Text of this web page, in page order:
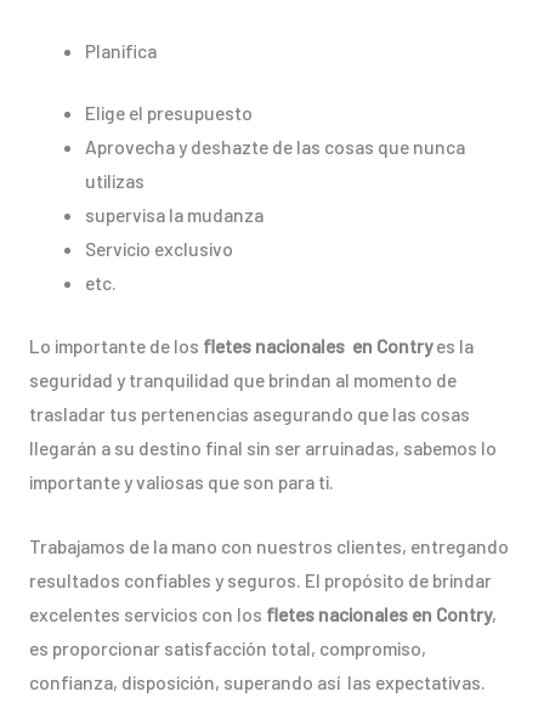
Planifica
Elige el presupuesto
Aprovecha y deshazte de las cosas que nunca
utilizas
supervisa la mudanza
Servicio exclusivo
etc.
Lo importante de los fletes nacionales en Contryes la
seguridad y tranquilidad que brindan al momento de
trasladar tus pertenencias asegurando que las cosas
llegarán a su destino final sin ser arruinadas, sabemos lo
importante y valiosas que son para ti.
Trabajamos de la mano con nuestros clientes, entregando
resultados confiables y seguros. El propósito de brindar
excelentes servicios con los fletes nacionales en Contry,
es proporcionar satisfacción total, compromiso,
confianza, disposición, superando así las expectativas.